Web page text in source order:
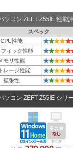
ソコン ZEFT Z55IE 性能
スペック
CPU性能
★★★★★
フィック性能 ★★★★★
メモリ性能 ★★★★★
レージ性能 ★★★★★
拡張性 ★★★★★
ソコン ZEFT Z55IE シリ